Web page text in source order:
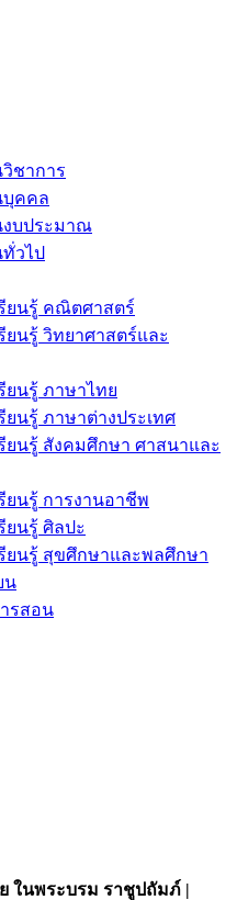
ชาการ
บุคคล
งบประมาณ
วไป
ยนรู้ คณิตศาสตร์
ยนรู้ วิทยาศาสตร์และ
ยนรู้ ภาษาไทย
ยนรู้ ภาษาต่างประเทศ
ยนรู้ สังคมศึกษา ศาสนาและ
ยนรู้ การงานอาชีพ
ยนรู้ ศิลปะ
ยนรู้ สุขศึกษาและพลศึกษา
น
รสอน
ในพระบรม ราชูปถัมภ์ |